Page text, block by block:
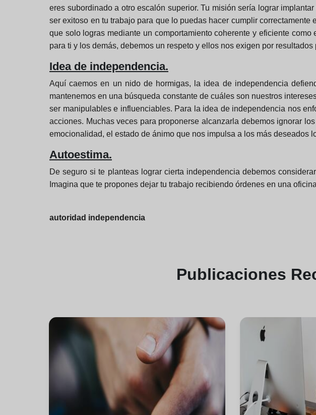
eres subordinado a otro escalón superior. Tu misión sería lograr
ser exitoso en tu trabajo para que lo puedas hacer cumplir
que solo logras mediante un comportamiento coherente y eficiente
para ti y los demás, debemos un respeto y ellos nos exigen por resultados
Idea de independencia.
Aquí caemos en un nido de hormigas, la idea de independencia
mantenemos en una búsqueda constante de cuáles son nuestros
ser manipulables e influenciables. Para la idea de independencia nos
acciones. Muchas veces para proponerse alcanzarla debemos ignorar
emocionalidad, el estado de ánimo que nos impulsa a los más deseados
Autoestima.
De seguro si te planteas lograr cierta independencia debemos
Imagina que te propones dejar tu trabajo recibiendo órdenes en una
autoridad independencia
Publicaciones